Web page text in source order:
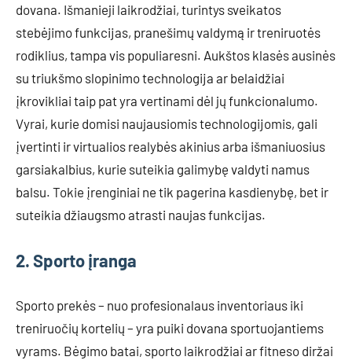
dovana. Išmanieji laikrodžiai, turintys sveikatos
stebėjimo funkcijas, pranešimų valdymą ir treniruotės
rodiklius, tampa vis populiaresni. Aukštos klasės ausinės
su triukšmo slopinimo technologija ar belaidžiai
įkrovikliai taip pat yra vertinami dėl jų funkcionalumo.
Vyrai, kurie domisi naujausiomis technologijomis, gali
įvertinti ir virtualios realybės akinius arba išmaniuosius
garsiakalbius, kurie suteikia galimybę valdyti namus
balsu. Tokie įrenginiai ne tik pagerina kasdienybę, bet ir
suteikia džiaugsmo atrasti naujas funkcijas.
2. Sporto įranga
Sporto prekės – nuo profesionalaus inventoriaus iki
treniruočių kortelių – yra puiki dovana sportuojantiems
vyrams. Bėgimo batai, sporto laikrodžiai ar fitneso diržai